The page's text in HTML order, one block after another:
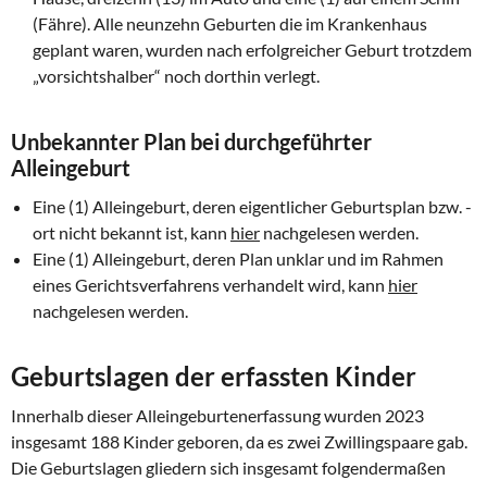
(Fähre). Alle neunzehn Geburten die im Krankenhaus
geplant waren, wurden nach erfolgreicher Geburt trotzdem
„vorsichtshalber“ noch dorthin verlegt.
Unbekannter Plan bei durchgeführter
Alleingeburt
Eine (1) Alleingeburt, deren eigentlicher Geburtsplan bzw. -
ort nicht bekannt ist, kann hier nachgelesen werden.
Eine (1) Alleingeburt, deren Plan unklar und im Rahmen
eines Gerichtsverfahrens verhandelt wird, kann hier
nachgelesen werden.
Geburtslagen der erfassten Kinder
Innerhalb dieser Alleingeburtenerfassung wurden 2023
insgesamt 188 Kinder geboren, da es zwei Zwillingspaare gab.
Die Geburtslagen gliedern sich insgesamt folgendermaßen